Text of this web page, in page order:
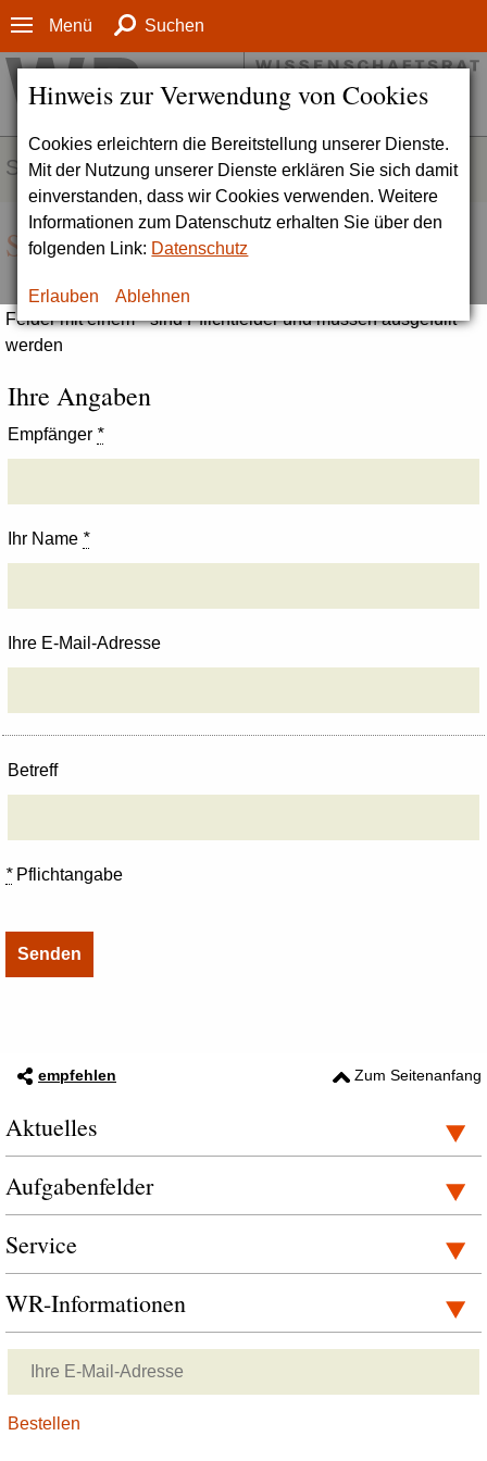
Hinweis zur Verwendung von Cookies
Cookies erleichtern die Bereitstellung unserer Dienste.
Mit der Nutzung unserer Dienste erklären Sie sich damit
einverstanden, dass wir Cookies verwenden. Weitere
Informationen zum Datenschutz erhalten Sie über den
folgenden Link: Datenschutz
Erlauben Ablehnen
Menü Suchen
SERVICE
Seite empfehlen
Felder mit einem * sind Pflichtfelder und müssen ausgefüllt
werden
Ihre Angaben
Empfänger *
Ihr Name *
Ihre E-Mail-Adresse
Betreff
*Pflichtangabe
empfehlen Zum Seitenanfang
Aktuelles
Aufgabenfelder
Service
WR-Informationen